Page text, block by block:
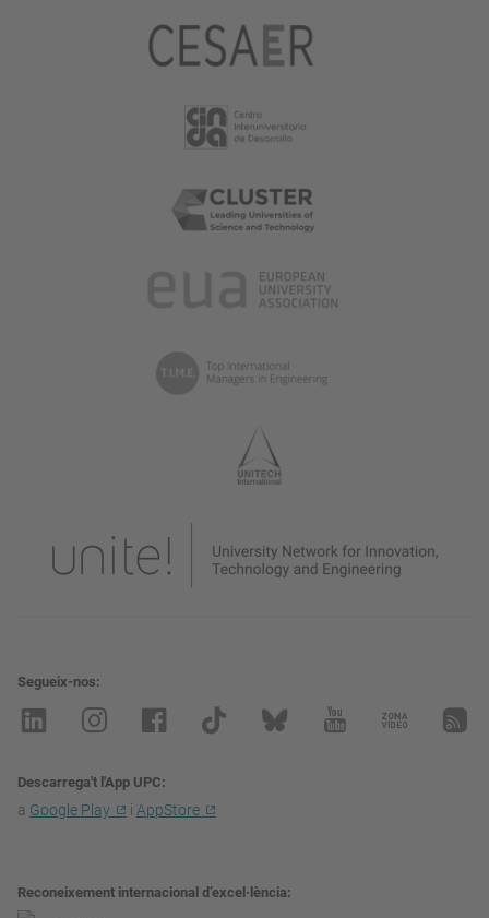
Segueix-nos
Descarrega't l'App UPC
a Google Play i AppStore
Reconeixement internacional d’excel·lència